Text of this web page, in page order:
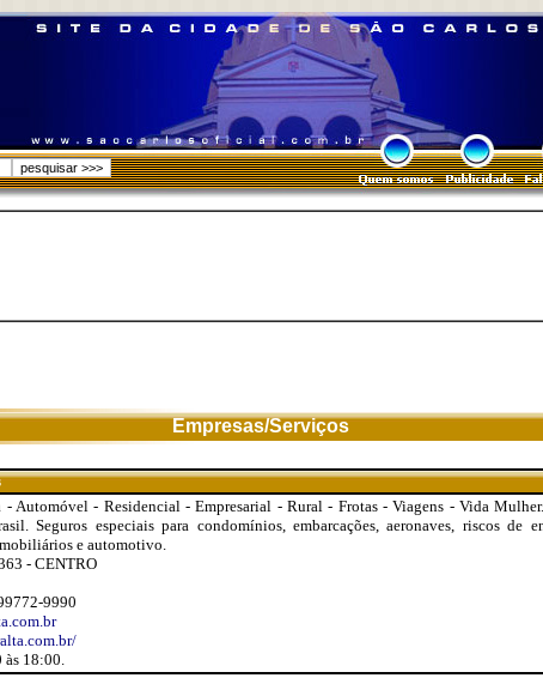
Empresas/Serviços
- Automóvel - Residencial - Empresarial - Rural - Frotas - Viagens - Vida
Seguros especiais para condomínios, embarcações, aeronaves, riscos de
e automotivo.
- CENTRO
9990
às 18:00.